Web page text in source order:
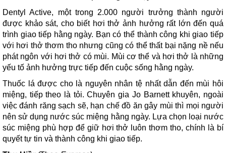
Dentyl Active, một trong 2.000 người trưởng thành người
được khảo sát, cho biết hơi thở ảnh hưởng rất lớn đến quá
trình giao tiếp hằng ngày. Bạn có thể thành công khi giao tiếp
với hơi thở thơm tho nhưng cũng có thể thất bại nặng nề nếu
phát ngôn với hơi thở có mùi. Mùi cơ thể và hơi thở là những
yếu tố ảnh hưởng trực tiếp đến cuộc sống hằng ngày.
Thuốc lá được cho là nguyên nhân tệ nhất dẫn đến mùi hôi
miệng, tiếp theo là tỏi. Chuyên gia Jo Barnett khuyên, ngoài
việc đánh răng sạch sẽ, hạn chế đồ ăn gây mùi thì mọi người
nên sử dụng nước súc miệng hằng ngày. Lựa chọn loại nước
súc miệng phù hợp để giữ hơi thở luôn thơm tho, chính là bí
quyết tự tin và thành công khi giao tiếp.